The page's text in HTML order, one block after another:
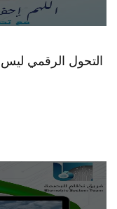
التحول الرقمي